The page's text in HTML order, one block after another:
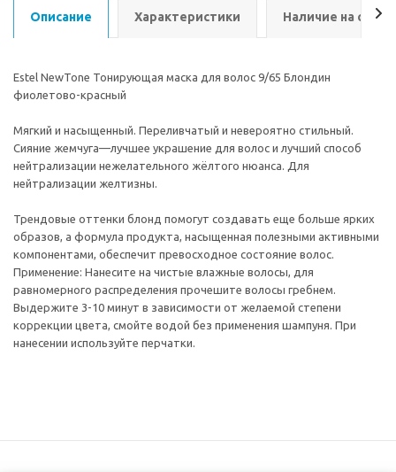
Описание Характеристики Наличие на
Estel NewTone Тонирующая маска для волос 9/65 Блондин
фиолетово-красный
Мягкий и насыщенный. Переливчатый и невероятно стильный.
Сияние жемчуга—лучшее украшение для волос и лучший способ
нейтрализации нежелательного жёлтого нюанса. Для
нейтрализации желтизны.
Трендовые оттенки блонд помогут создавать еще больше ярких
образов, а формула продукта, насыщенная полезными активными
компонентами, обеспечит превосходное состояние волос.
Применение: Нанесите на чистые влажные волосы, для
равномерного распределения прочешите волосы гребнем.
Выдержите 3-10 минут в зависимости от желаемой степени
коррекции цвета, смойте водой без применения шампуня. При
нанесении используйте перчатки.